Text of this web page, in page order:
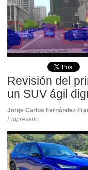
Revisión del
un SUV ágil
Jorge Carlos Fernández
Empresario